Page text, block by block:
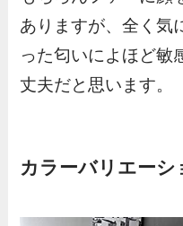
ありますが、全く気
った匂いによほど敏
丈夫だと思います。
カラーバリエーシ